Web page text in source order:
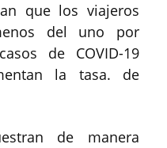
que los viajeros
del uno por
de COVID-19
la tasa. de
de manera